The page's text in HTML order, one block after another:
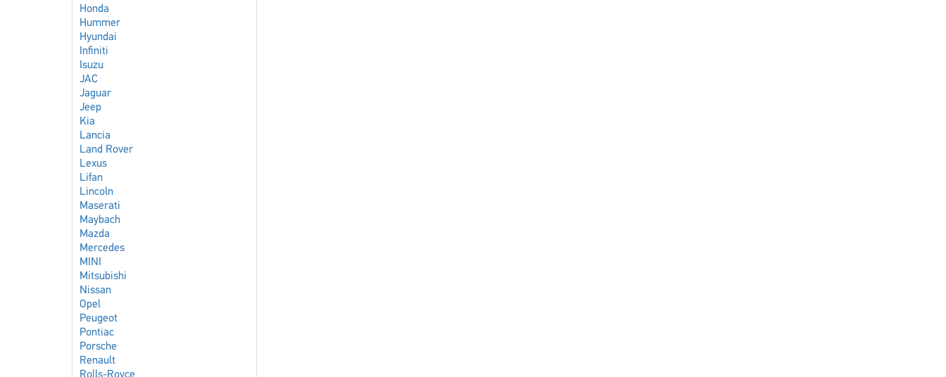
Honda
Hummer
Hyundai
Infiniti
Isuzu
JAC
Jaguar
Jeep
Kia
Lancia
Land Rover
Lexus
Lifan
Lincoln
Maserati
Maybach
Mazda
Mercedes
MINI
Mitsubishi
Nissan
Opel
Peugeot
Pontiac
Porsche
Renault